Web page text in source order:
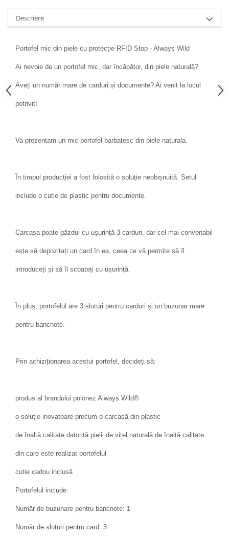
Descriere
Portofel mic din piele cu protecție RFID Stop - Always Wild
Ai nevoie de un portofel mic, dar încăpător, din piele naturală?
Aveți un număr mare de carduri și documente? Ai venit la locul
potrivit!
Va prezentam un mic portofel barbatesc din piele naturala.
În timpul producției a fost folosită o soluție neobișnuită. Setul
include o cutie de plastic pentru documente.
Carcasa poate găzdui cu ușurință 3 carduri, dar cel mai convenabil
este să depozitați un card în ea, ceea ce vă permite să îl
introduceți și să îl scoateți cu ușurință.
În plus, portofelul are 3 sloturi pentru carduri și un buzunar mare
pentru bancnote.
Prin achiziționarea acestui portofel, decideți să:
produs al brandului polonez Always Wild®
o soluție inovatoare precum o carcasă din plastic
de înaltă calitate datorită pielii de vițel naturală de înaltă calitate
din care este realizat portofelul
cutie cadou inclusă
Portofelul include:
Număr de buzunare pentru bancnote: 1
Număr de sloturi pentru card: 3